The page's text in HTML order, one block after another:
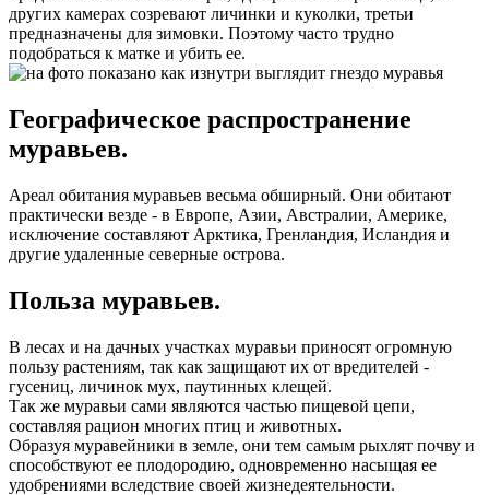
других камерах созревают личинки и куколки, третьи
предназначены для зимовки. Поэтому часто трудно
подобраться к матке и убить ее.
Географическое распространение
муравьев.
Ареал обитания муравьев весьма обширный. Они обитают
практически везде - в Европе, Азии, Австралии, Америке,
исключение составляют Арктика, Гренландия, Исландия и
другие удаленные северные острова.
Польза муравьев.
В лесах и на дачных участках муравьи приносят огромную
пользу растениям, так как защищают их от вредителей -
гусениц, личинок мух, паутинных клещей.
Так же муравьи сами являются частью пищевой цепи,
составляя рацион многих птиц и животных.
Образуя муравейники в земле, они тем самым рыхлят почву и
способствуют ее плодородию, одновременно насыщая ее
удобрениями вследствие своей жизнедеятельности.